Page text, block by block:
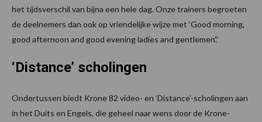
het tijdsverschil van bijna een hele dag. Onze trainers begroeten
de deelnemers dan ook op vriendelijke wijze met ‘Good morning,
good afternoon and good evening ladies and gentlemen’.”
‘Distance’ scholingen
Ondertussen biedt Krone 82 video- en ‘Distance’-scholingen aan
in het Duits en Engels, die geheel naar wens door de Krone-